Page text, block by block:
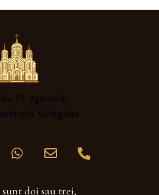
Sf. Apostoli
din Medgidia
sunt doi sau trei,